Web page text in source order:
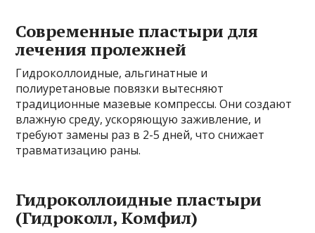
Современные пластыри для
лечения пролежней
Гидроколлоидные, альгинатные и
полиуретановые повязки вытесняют
традиционные мазевые компрессы. Они создают
влажную среду, ускоряющую заживление, и
требуют замены раз в 2-5 дней, что снижает
травматизацию раны.
Гидроколлоидные пластыри
(Гидроколл, Комфил)